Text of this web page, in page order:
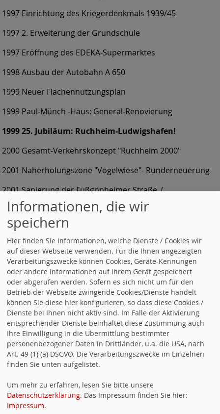
1997 Einrichtung des Kriegerdenkmals 1939/45
1997 2. Erweiterung der Grundschule
1997 Eröffnung des EDEKA-Supermarktes
1998 Ausbau der Autobahn A 650
1999 Neuer Flächennutzungsplan
1999 Paul-Münch -Haus: General-Renovierung
1999 25. Jubiläum: Ruchheim-Ludwigshafen!
2000 Gesamt-Verkehrskonzept "Ruchheim 2000"
2001 Naherholungszone "Vogelwiese"- Runderneuerung
2001 Sanierung der Fußgönheimer Straße. (
Landesstraße. L 525)
2002 Verkehrskreisel Maxdorfer Straße. (Landesstraße.
524/527)
2002 Grundwasserkomplex-Reaktivierung des
Riedgewanngrabens
2003 Kanalpumpwerk- Technikmodernisierung
2004 Floßbach-/Isenach-/Rheinpumpwerk Roxheim:
Kapazitätserweiterung
2004 4.Glocke für evangelische Kirche
2005 Friedhof: 1.Urnenstele + Wetterschutzdach
2007 ÖPNV: RHB + Straßenbahntakt erhöht (LU-DÜW)
Informationen, die wir
speichern
Hier finden Sie Informationen, welche Dienste / Cookies wir
auf dieser Webseite verwenden. Für die Ihnen angezeigten
Verarbeitungszwecke können Cookies, Geräte-Kennungen
oder andere Informationen auf Ihrem Gerät gespeichert
oder abgerufen werden. Sofern es sich nicht um für den
Betrieb der Webseite zwingende Cookies/Dienste handelt
können Sie diese hier konfigurieren, so dass diese Cookies /
Dienste bei Ihnen nicht aktiv sind. Im Falle der Aktivierung
entsprechender Dienste beinhaltet diese Zustimmung auch
Ihre Einwilligung in die Übermittlung bestimmter
personenbezogener Daten in Drittländer, u.a. die USA, nach
Art. 49 (1) (a) DSGVO. Die Verarbeitungszwecke im Einzelnen
finden Sie unten aufgelistet.
Um mehr zu erfahren, lesen Sie bitte unsere
Datenschutzerklärung. Das Impressum finden Sie hier:
Impressum.